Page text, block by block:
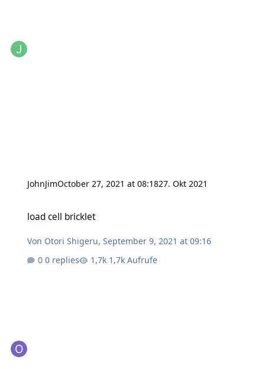
JohnJimOctober 27, 2021 at 08:1827. Okt 2021
load cell bricklet
Von Otori Shigeru,September 9, 2021 at 09:16
0 replies
1,7k Aufrufe